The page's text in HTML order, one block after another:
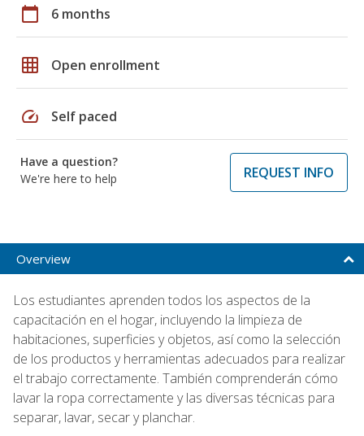
calendar_today 6 months
grid_on Open enrollment
speed Self paced
Have a question?
We're here to help
REQUEST INFO
Overview
Los estudiantes aprenden todos los aspectos de la
capacitación en el hogar, incluyendo la limpieza de
habitaciones, superficies y objetos, así como la selección
de los productos y herramientas adecuados para realizar
el trabajo correctamente. También comprenderán cómo
lavar la ropa correctamente y las diversas técnicas para
separar, lavar, secar y planchar.